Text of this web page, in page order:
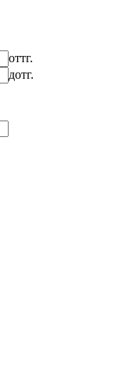
оттг.
дотг.